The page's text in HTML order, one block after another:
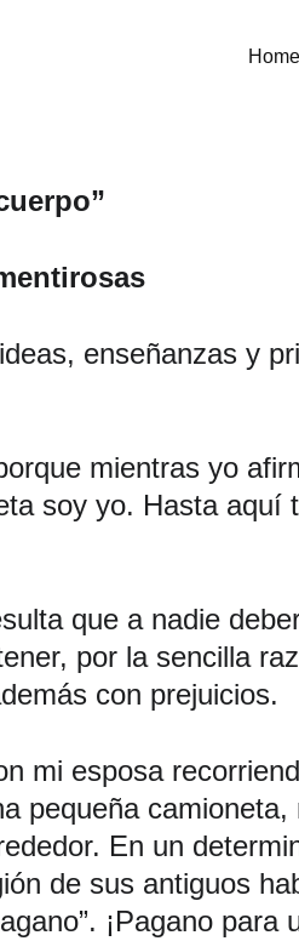
Home
enseñanzas y
mientras yo
soy yo. Hasta
que a nadie
por la sencilla
con prejuicios.
mi esposa
pequeña
En un
de sus antiguos
¡Pagano